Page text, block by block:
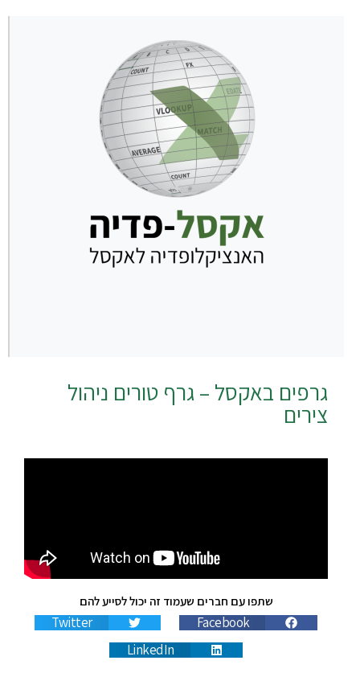
גרפים באקסל – גרף טורים ניהול
צירים
שתפו עם חברים שעמוד זה יכול לסייע להם
Facebook
Twitter
LinkedIn